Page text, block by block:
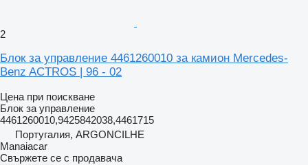
2
Блок за управление 4461260010 за камион Mercedes-
Benz ACTROS | 96 - 02
Цена при поискване
Блок за управление
4461260010,9425842038,4461715
Португалия, ARGONCILHE
Manaiacar
Свържете се с продавача